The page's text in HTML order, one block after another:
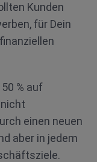
Kunden
für Dein
% auf
einen neuen
aber in jedem